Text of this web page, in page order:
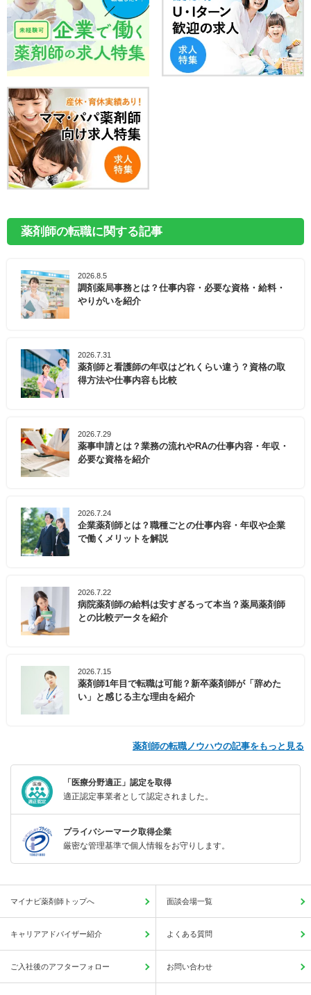
薬剤師の転職に関する記事
2026.8.5
調剤薬局事務とは？仕事内容・必要な資格・給料・
やりがいを紹介
2026.7.31
薬剤師と看護師の年収はどれくらい違う？資格の取
得方法や仕事内容も比較
2026.7.29
薬事申請とは？業務の流れやRAの仕事内容・年収・
必要な資格を紹介
2026.7.24
企業薬剤師とは？職種ごとの仕事内容・年収や企業
で働くメリットを解説
2026.7.22
病院薬剤師の給料は安すぎるって本当？薬局薬剤師
との比較データを紹介
2026.7.15
薬剤師1年目で転職は可能？新卒薬剤師が「辞めた
い」と感じる主な理由を紹介
薬剤師の転職ノウハウの記事をもっと見る
「医療分野適正」認定を取得
適正認定事業者として認定されました。
プライバシーマーク取得企業
厳密な管理基準で個人情報をお守りします。
マイナビ薬剤師トップへ 面談会場一覧
キャリアアドバイザー紹介 よくある質問
ご入社後のアフターフォロー お問い合わせ